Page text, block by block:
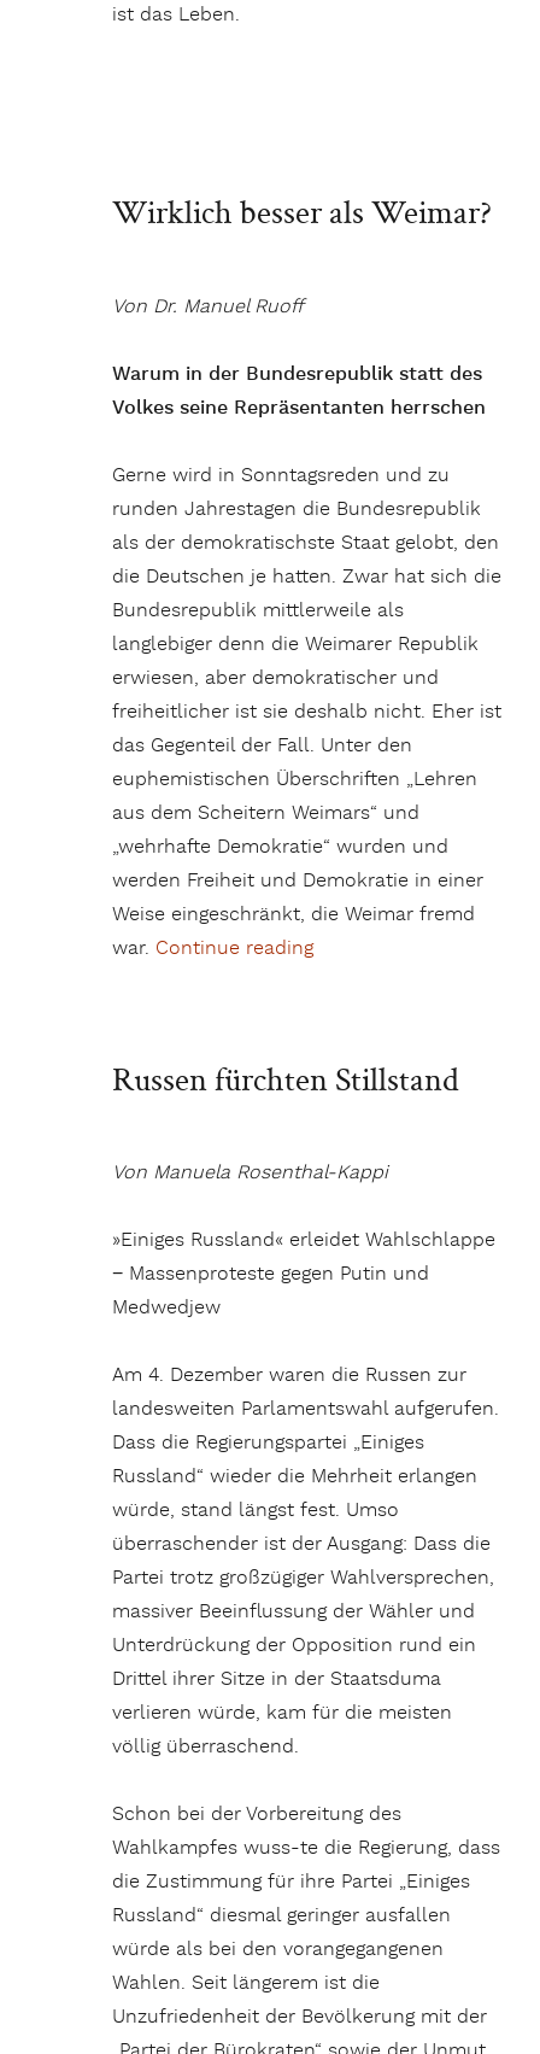
ist das Leben.
Wirklich besser als Weimar?
Von Dr. Manuel Ruoff
Warum in der Bundesrepublik statt des
Volkes seine Repräsentanten herrschen
Gerne wird in Sonntagsreden und zu
runden Jahrestagen die Bundesrepublik
als der demokratischste Staat gelobt, den
die Deutschen je hatten. Zwar hat sich die
Bundesrepublik mittlerweile als
langlebiger denn die Weimarer Republik
erwiesen, aber demokratischer und
freiheitlicher ist sie deshalb nicht. Eher ist
das Gegenteil der Fall. Unter den
euphemistischen Überschriften „Lehren
aus dem Scheitern Weimars“ und
„wehrhafte Demokratie“ wurden und
werden Freiheit und Demokratie in einer
Weise eingeschränkt, die Weimar fremd
war. Continue reading„Wirklich besser als
Russen fürchten Stillstand
Von Manuela Rosenthal-Kappi
»Einiges Russland« erleidet Wahlschlappe
− Massenproteste gegen Putin und
Medwedjew
Am 4. Dezember waren die Russen zur
landesweiten Parlamentswahl aufgerufen.
Dass die Regierungspartei „Einiges
Russland“ wieder die Mehrheit erlangen
würde, stand längst fest. Umso
überraschender ist der Ausgang: Dass die
Partei trotz großzügiger Wahlversprechen,
massiver Beeinflussung der Wähler und
Unterdrückung der Opposition rund ein
Drittel ihrer Sitze in der Staatsduma
verlieren würde, kam für die meisten
völlig überraschend.
Schon bei der Vorbereitung des
Wahlkampfes wuss-te die Regierung, dass
die Zustimmung für ihre Partei „Einiges
Russland“ diesmal geringer ausfallen
würde als bei den vorangegangenen
Wahlen. Seit längerem ist die
Unzufriedenheit der Bevölkerung mit der